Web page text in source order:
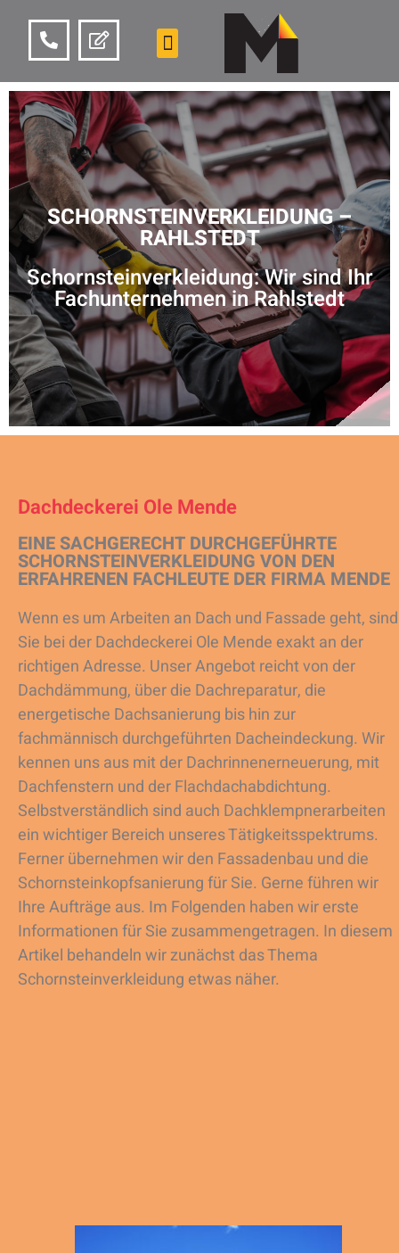
SCHORNSTEINVERKLEIDUNG –
RAHLSTEDT
Schornsteinverkleidung: Wir sind Ihr
Fachunternehmen in Rahlstedt
Dachdeckerei Ole Mende
EINE SACHGERECHT DURCHGEFÜHRTE
SCHORNSTEINVERKLEIDUNG VON DEN
ERFAHRENEN FACHLEUTE DER FIRMA MENDE
Wenn es um Arbeiten an Dach und Fassade geht, sind
Sie bei der Dachdeckerei Ole Mende exakt an der
richtigen Adresse. Unser Angebot reicht von der
Dachdämmung, über die Dachreparatur, die
energetische Dachsanierung bis hin zur
fachmännisch durchgeführten Dacheindeckung. Wir
kennen uns aus mit der Dachrinnenerneuerung, mit
Dachfenstern und der Flachdachabdichtung.
Selbstverständlich sind auch Dachklempnerarbeiten
ein wichtiger Bereich unseres Tätigkeitsspektrums.
Ferner übernehmen wir den Fassadenbau und die
Schornsteinkopfsanierung für Sie. Gerne führen wir
Ihre Aufträge aus. Im Folgenden haben wir erste
Informationen für Sie zusammengetragen. In diesem
Artikel behandeln wir zunächst das Thema
Schornsteinverkleidung etwas näher.